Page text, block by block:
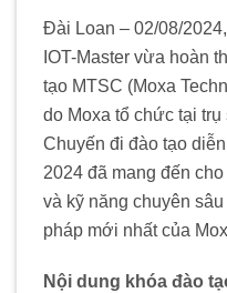
Đài Loan – 02/08/
IOT-Master vừa hoàn
tạo MTSC (Moxa
do Moxa tổ chức tại
Chuyến đi đào tạo
2024 đã mang đến
và kỹ năng chuyên
pháp mới nhất của
Nội dung khóa đào